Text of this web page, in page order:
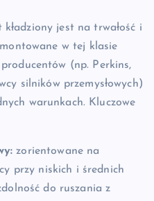
jest na trwałość i
w tej klasie
(np. Perkins,
silników przemysłowych)
warunkach. Kluczowe
zorientowane na
przy niskich i średnich
do ruszania z